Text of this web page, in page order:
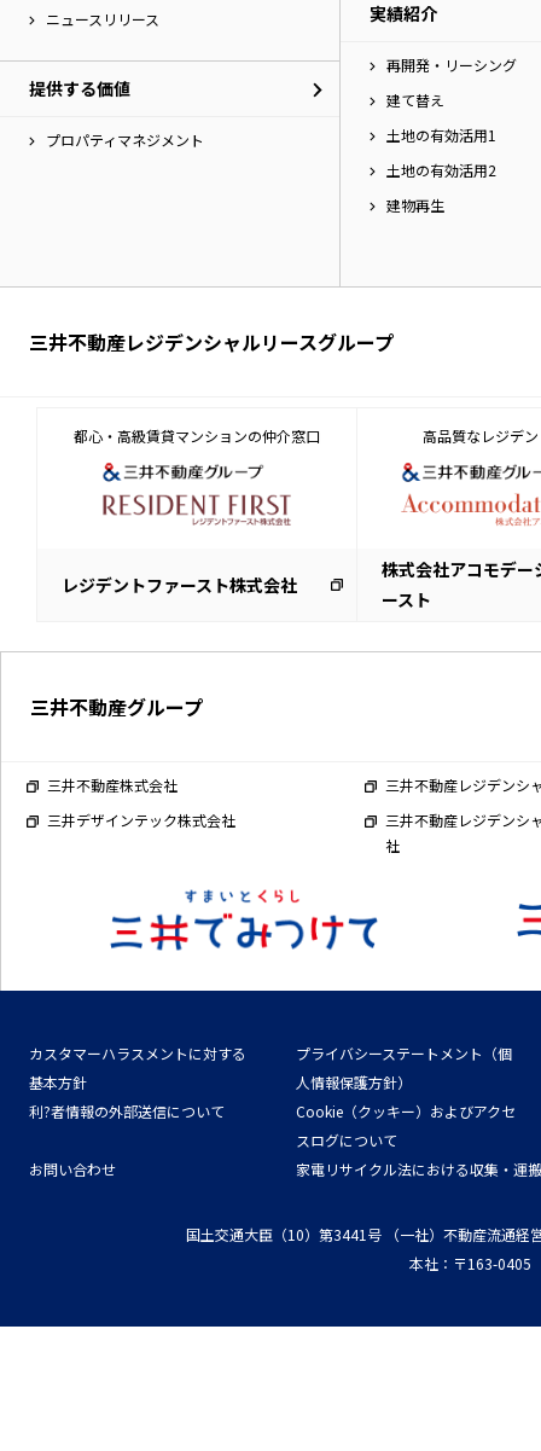
ニュースリリース
提供する価値
プロパティマネジメント
実績紹介
再開発・リーシング
建て替え
土地の有効活用1
土地の有効活用2
建物再生
三井不動産レジデンシャルリースグループ
都心・高級賃貸マンションの仲介窓口
レジデントファースト株式会社
高品質なレジデ
株式会社アコモデー
ースト
三井不動産グループ
三井不動産株式会社
三井不動産レジデンシ
三井デザインテック株式会社
三井不動産レジデンシ
社
カスタマーハラスメントに対する
基本方針
プライバシーステートメント（個
人情報保護方針）
利?者情報の外部送信について
Cookie（クッキー）およびアクセ
スログについて
お問い合わせ
家電リサイクル法における収集・運
国土交通大臣（10）第3441号
（一社）不動産流通経
本社：〒163-